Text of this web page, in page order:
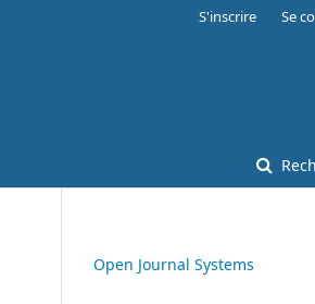
S'inscrire Se
Open Journal Systems